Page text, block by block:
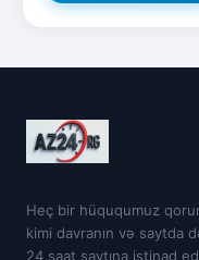
Heç bir hüququmuz
kimi davranın və saytda
24 saat saytına istinad